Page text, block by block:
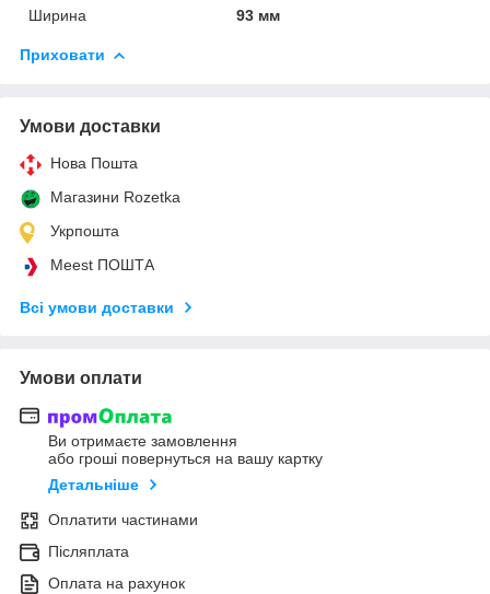
Ширина
93 мм
Приховати
Умови доставки
Нова Пошта
Магазини Rozetka
Укрпошта
Meest ПОШТА
Всі умови доставки
Умови оплати
Ви отримаєте замовлення
або гроші повернуться на вашу картку
Детальніше
Оплатити частинами
Післяплата
Оплата на рахунок